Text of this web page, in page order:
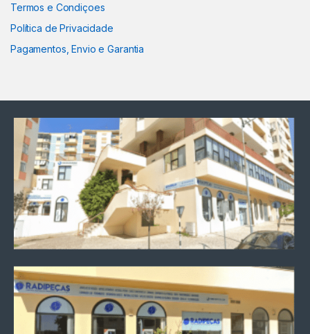
Termos e Condiçoes
Política de Privacidade
Pagamentos, Envio e Garantia